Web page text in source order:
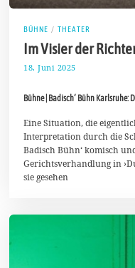
BÜHNE / THEATER
Im Visier der
18. Juni 2025
J
n
2
0
2
Bühne | Badisch‘ Bühn Karlsruhe:
Eine Situation, die
Interpretation durch die
Badisch Bühn‘ komisch
Gerichtsverhandlung in
sie gesehen